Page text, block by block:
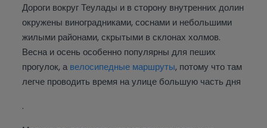
Дороги вокруг Теулады и в сторону внутренних долин
окружены виноградниками, соснами и небольшими
жилыми районами, скрытыми в склонах холмов.
Весна и осень особенно популярны для пеших
прогулок, авелосипедные маршруты, потому что там
легче проводить время на улице большую часть дня
.